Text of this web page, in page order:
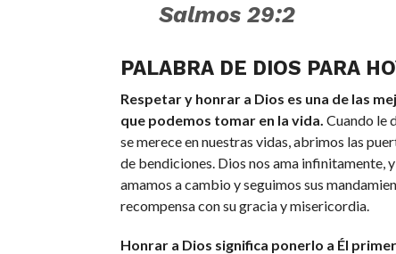
Salmos 29:2
PALABRA DE DIOS PARA
Respetar y honrar a Dios es una de las
que podemos tomar en la vida. Cuando le
se merece en nuestras vidas, abrimos las
de bendiciones. Dios nos ama infinitamente,
amamos a cambio y seguimos sus
recompensa con su gracia y misericordia.
Honrar a Dios significa ponerlo a Él